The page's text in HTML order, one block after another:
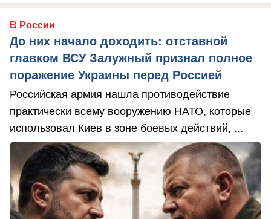
В России
До них начало доходить: отставной
главком ВСУ Залужный признал полное
поражение Украины перед Россией
Российская армия нашла противодействие
практически всему вооружению НАТО, которые
использовал Киев в зоне боевых действий, ...